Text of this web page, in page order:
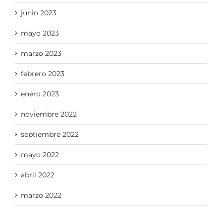
junio 2023
mayo 2023
marzo 2023
febrero 2023
enero 2023
noviembre 2022
septiembre 2022
mayo 2022
abril 2022
marzo 2022